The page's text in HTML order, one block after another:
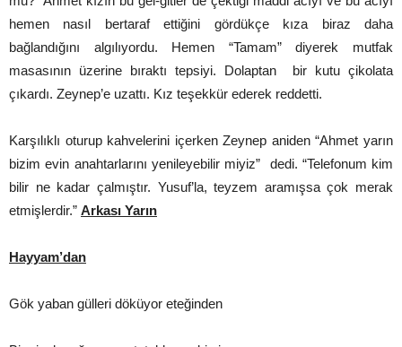
hemen nasıl bertaraf ettiğini gördükçe kıza biraz daha
bağlandığını algılıyordu. Hemen “Tamam” diyerek mutfak
masasının üzerine bıraktı tepsiyi. Dolaptan bir kutu çikolata
çıkardı. Zeynep’e uzattı. Kız teşekkür ederek reddetti.
Karşılıklı oturup kahvelerini içerken Zeynep aniden “Ahmet yarın
bizim evin anahtarlarını yenileyebilir miyiz” dedi. “Telefonum kim
bilir ne kadar çalmıştır. Yusuf’la, teyzem aramışsa çok merak
etmişlerdir.” Arkası Yarın
Hayyam’dan
Gök yaban gülleri döküyor eteğinden